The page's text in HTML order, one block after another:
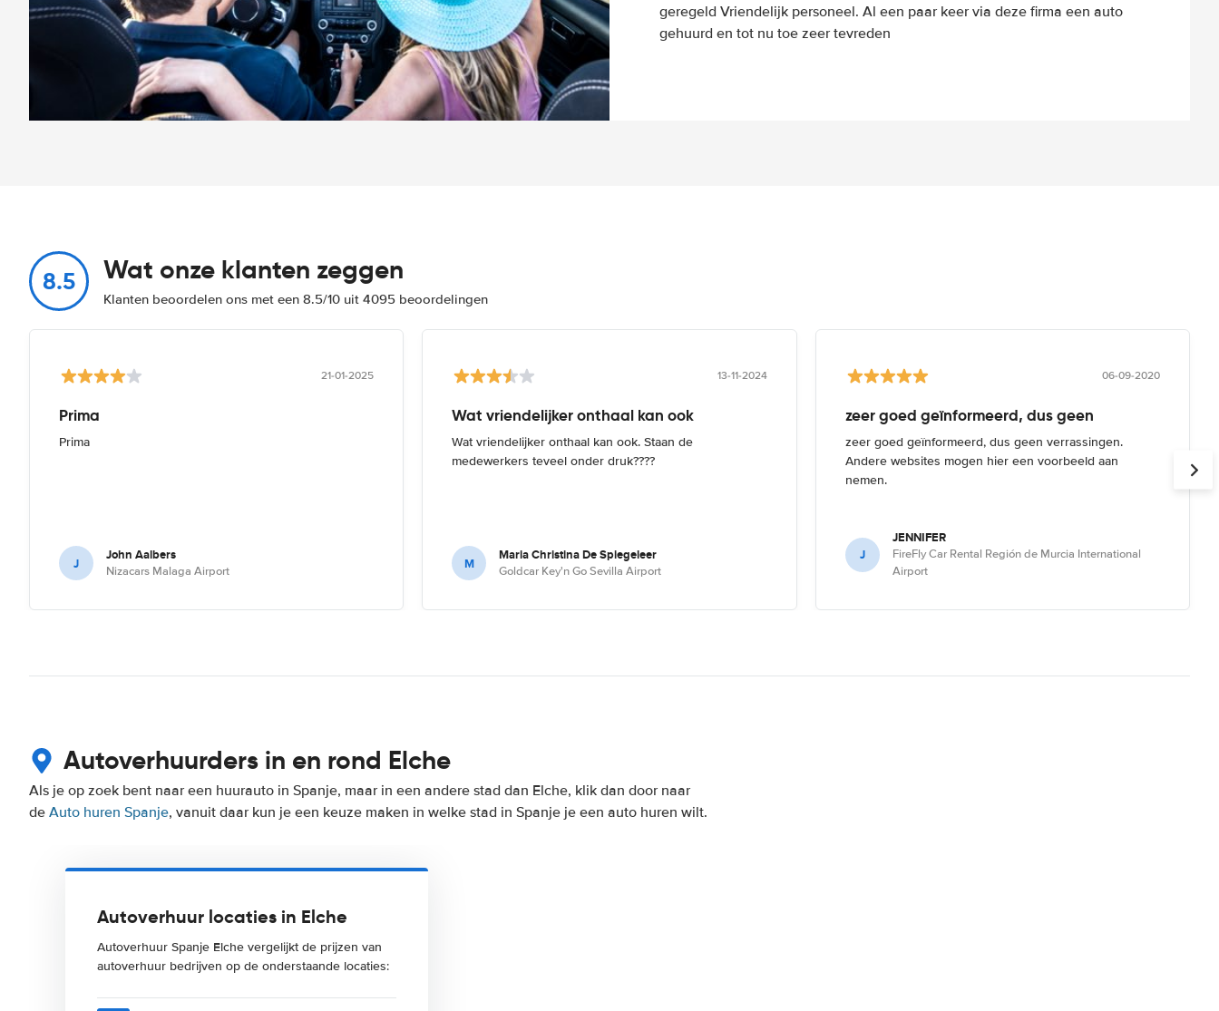
geregeld Vriendelijk personeel. Al een paar keer via deze firma een auto
gehuurd en tot nu toe zeer tevreden
8.5 Wat onze klanten zeggen
Klanten beoordelen ons met een 8.5/10 uit 4095 beoordelingen
21-01-2025
Prima
Prima
J John Aalbers
Nizacars Malaga Airport
13-11-2024
Wat vriendelijker onthaal kan ook
Wat vriendelijker onthaal kan ook. Staan de
medewerkers teveel onder druk????
M Maria Christina De Spiegeleer
Goldcar Key'n Go Sevilla Airport
06-09-2020
zeer goed geïnformeerd, dus geen
zeer goed geïnformeerd, dus geen verrassingen.
Andere websites mogen hier een voorbeeld aan
nemen.
J
JENNIFER
FireFly Car Rental Región de Murcia International
Airport
Autoverhuurders in en rond Elche
Als je op zoek bent naar een huurauto in Spanje, maar in een andere stad dan Elche, klik dan door naar
de Auto huren Spanje, vanuit daar kun je een keuze maken in welke stad in Spanje je een auto huren wilt.
Autoverhuur locaties in Elche
Autoverhuur Spanje Elche vergelijkt de prijzen van
autoverhuur bedrijven op de onderstaande locaties: